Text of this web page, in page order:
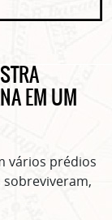
EM UM
vários prédios